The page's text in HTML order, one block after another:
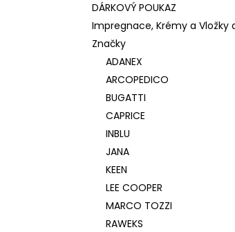
DÁRKOVÝ POUKAZ
Impregnace, Krémy a Vložky
Značky
ADANEX
ARCOPEDICO
BUGATTI
CAPRICE
INBLU
JANA
KEEN
LEE COOPER
MARCO TOZZI
RAWEKS